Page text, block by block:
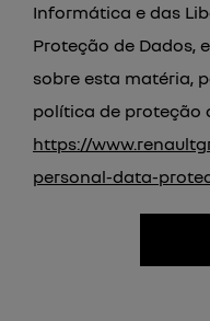
Informática e das
Proteção de Dados,
sobre esta matéria,
política de proteção
https://
personal-data-